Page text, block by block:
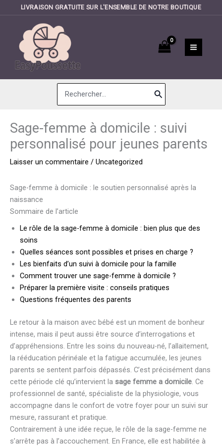
LIVRAISON GRATUITE SUR L'ENSEMBLE DE NOTRE BOUTIQUE
contenu
Search
for:
Sage-femme à domicile : suivi
personnalisé pour jeunes parents
Laisser un commentaire / Uncategorized
Sage-femme à domicile : le soutien personnalisé après la
naissance
Sommaire de l’article
Le rôle de la sage-femme à domicile : bien plus que des
soins
Quelles séances sont possibles et prises en charge ?
Les bienfaits d’un suivi à domicile pour la famille
Comment trouver une sage-femme à domicile ?
Préparer la première visite : conseils pratiques
Questions fréquentes des parents
Le retour à la maison avec bébé est un moment de bonheur
intense, mais il peut aussi être source d’interrogations et
d’appréhensions. Entre les soins du nouveau-né, l’allaitement,
la rééducation périnéale et la fatigue accumulée, les jeunes
parents se sentent parfois dépassés. C’est précisément dans
cette période clé qu’intervient la sage femme a domicile. Ce
professionnel de santé, spécialiste de la physiologie, vous
accompagne dans le confort de votre foyer pour un suivi sur
mesure, rassurant et pratique.
Contrairement à une idée reçue, le rôle de la sage-femme ne
s’arrête pas à l’accouchement. En France, elle est habilitée à